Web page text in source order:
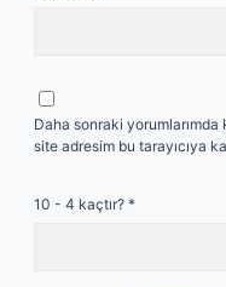
Daha sonraki yorumlarımda
site adresim bu tarayıcıya
10 - 4 kaçtır? *